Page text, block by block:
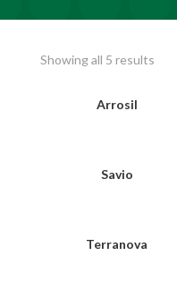
Showing all 5 results
Arrosil
Savio
Terranova